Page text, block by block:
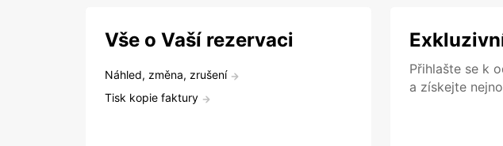
Vše o Vaší rezervaci
Náhled, změna, zrušení
Tisk kopie faktury
Přihlašte se k
a získejte